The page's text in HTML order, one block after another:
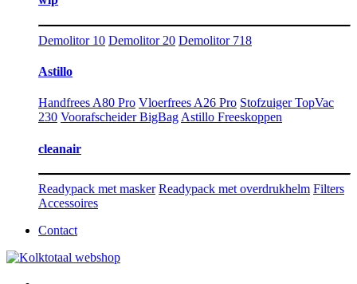
Demolitor 10 Demolitor 20 Demolitor 718
Astillo
Handfrees A80 Pro Vloerfrees A26 Pro Stofzuiger TopVac
230 Voorafscheider BigBag Astillo Freeskoppen
cleanair
Readypack met masker Readypack met overdrukhelm Filters
Accessoires
Contact